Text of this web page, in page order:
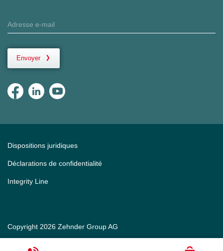
Envoyer
Copyright 2026 Zehnder Group AG
Dispositions juridiques
Déclarations de confidentialité
Integrity Line